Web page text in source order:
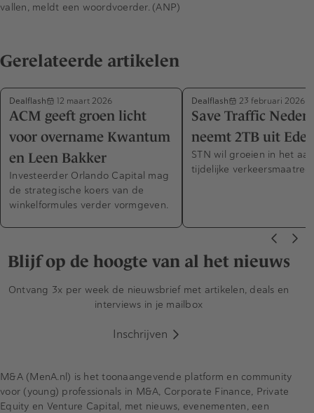
vallen, meldt een woordvoerder. (ANP)
Gerelateerde artikelen
Dealflash 12 maart 2026
ACM geeft groen licht
voor overname Kwantum
en Leen Bakker
Investeerder Orlando Capital mag
de strategische koers van de
winkelformules verder vormgeven.
Dealflash 23 februari 2026
Save Traffic
neemt 2TB uit Ede
STN wil groeien in het
tijdelijke
Blijf op de hoogte van al het nieuws
Ontvang 3x per week de nieuwsbrief met artikelen, deals en
interviews in je mailbox
Inschrijven
M&A (MenA.nl) is het toonaangevende platform en community
voor (young) professionals in M&A, Corporate Finance, Private
Equity en Venture Capital, met nieuws, evenementen, een